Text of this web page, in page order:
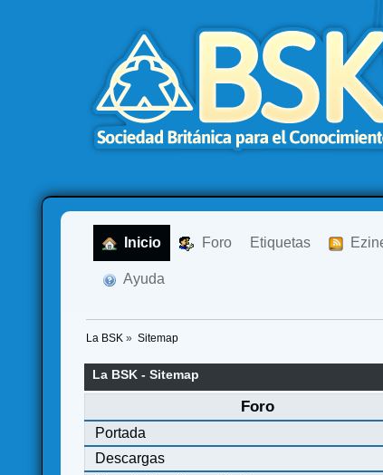
Inicio Foro Etiquetas
Ayuda
La BSK » Sitemap
La BSK - Sitemap
Foro
Portada
Descargas